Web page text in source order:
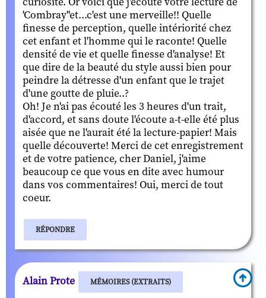
'Combray"et...c'est une merveille!! Quelle
finesse de perception, quelle intériorité chez
cet enfant et l'homme qui le raconte! Quelle
densité de vie et quelle finesse d'analyse! Et
que dire de la beauté du style aussi bien pour
peindre la détresse d'un enfant que le trajet
d'une goutte de pluie..?
Oh! Je n'ai pas écouté les 3 heures d'un trait,
d'accord, et sans doute l'écoute a-t-elle été plus
aisée que ne l'aurait été la lecture-papier! Mais
quelle découverte! Merci de cet enregistrement
et de votre patience, cher Daniel, j'aime
beaucoup ce que vous en dite avec humour
dans vos commentaires! Oui, merci de tout
coeur.
RÉPONDRE
Alain Prote MÉMOIRES (EXTRAITS)